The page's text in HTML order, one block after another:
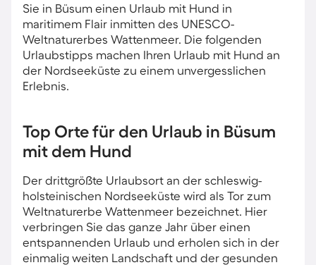
Sie in Büsum einen Urlaub mit Hund in
maritimem Flair inmitten des UNESCO-
Weltnaturerbes Wattenmeer. Die folgenden
Urlaubstipps machen Ihren Urlaub mit Hund an
der Nordseeküste zu einem unvergesslichen
Erlebnis.
Top Orte für den Urlaub in Büsum
mit dem Hund
Der drittgrößte Urlaubsort an der schleswig-
holsteinischen Nordseeküste wird als Tor zum
Weltnaturerbe Wattenmeer bezeichnet. Hier
verbringen Sie das ganze Jahr über einen
entspannenden Urlaub und erholen sich in der
einmalig weiten Landschaft und der gesunden